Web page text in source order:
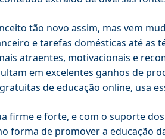
tão novo assim, mas vem
e tarefas domésticas até as
atraentes, motivacionais e
em excelentes ganhos de
de educação online, usa
firme e forte, e com o suporte
forma de promover a educação